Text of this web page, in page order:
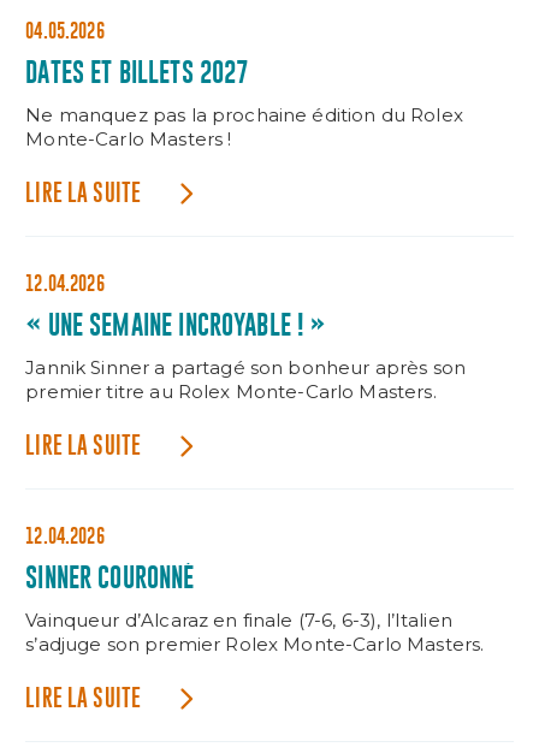
04.05.2026
DATES ET BILLETS 2027
Ne manquez pas la prochaine édition du Rolex
Monte-Carlo Masters !
LIRE LA SUITE
12.04.2026
« UNE SEMAINE INCROYABLE ! »
Jannik Sinner a partagé son bonheur après son
premier titre au Rolex Monte-Carlo Masters.
LIRE LA SUITE
12.04.2026
SINNER COURONNÉ
Vainqueur d’Alcaraz en finale (7-6, 6-3), l’Italien
s’adjuge son premier Rolex Monte-Carlo Masters.
LIRE LA SUITE